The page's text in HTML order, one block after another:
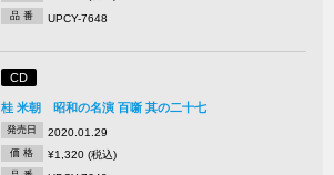
品 番 UPCY-7648
CD
桂 米朝 昭和の名演 百噺 其の二十七
発売日 2020.01.29
価 格 ¥1,320 (税込)